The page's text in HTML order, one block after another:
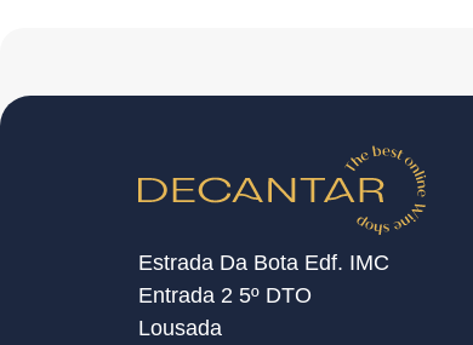
Estrada Da Bota Edf. IMC
Entrada 2 5º DTO
Lousada